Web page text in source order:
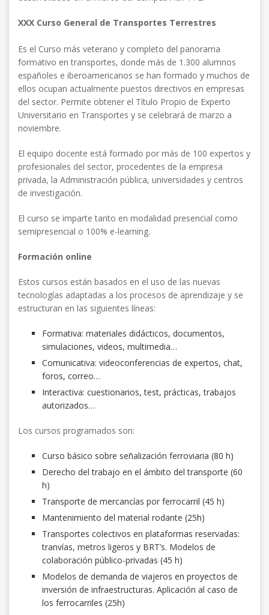
XXX Curso General de Transportes Terrestres
Es el Curso más veterano y completo del panorama
formativo en transportes, donde más de 1.300 alumnos
españoles e iberoamericanos se han formado y muchos de
ellos ocupan actualmente puestos directivos en empresas
del sector. Permite obtener el Título Propio de Experto
Universitario en Transportes y se celebrará de marzo a
noviembre.
El equipo docente está formado por más de 100 expertos y
profesionales del sector, procedentes de la empresa
privada, la Administración pública, universidades y centros
de investigación.
El curso se imparte tanto en modalidad presencial como
semipresencial o 100% e-learning.
Formación online
Estos cursos están basados en el uso de las nuevas
tecnologías adaptadas a los procesos de aprendizaje y se
estructuran en las siguientes líneas:
Formativa: materiales didácticos, documentos,
simulaciones, videos, multimedia…
Comunicativa: videoconferencias de expertos, chat,
foros, correo…
Interactiva: cuestionarios, test, prácticas, trabajos
autorizados…
Los cursos programados son:
Curso básico sobre señalización ferroviaria (80 h)
Derecho del trabajo en el ámbito del transporte (60
h)
Transporte de mercancías por ferrocarril (45 h)
Mantenimiento del material rodante (25h)
Transportes colectivos en plataformas reservadas:
tranvías, metros ligeros y BRT’s. Modelos de
colaboración público-privadas (45 h)
Modelos de demanda de viajeros en proyectos de
inversión de infraestructuras. Aplicación al caso de
los ferrocarriles (25h)